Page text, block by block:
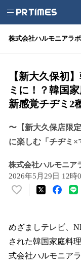
株式会社ハルモニアラボ
【新大久保初
ミに！？韓国
新感覚チヂミ2
〜【新大久保店限
に楽しむ「チヂミ×
株式会社ハルモニア
2026年5月29日 12時
い
！
数
を
読
めざましテレビ、
された韓国家庭料
式会社ハルモニア